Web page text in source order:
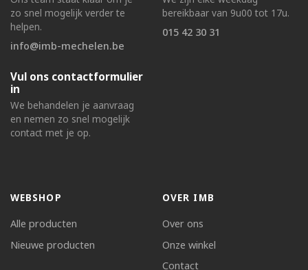
zo snel mogelijk verder te
helpen.
info@imb-mechelen.be
bereikbaar van 9u00 tot 17u.
015 42 30 31
Vul ons contactformulier
in
We behandelen je aanvraag
en nemen zo snel mogelijk
contact met je op.
WEBSHOP
Alle producten
Nieuwe producten
OVER IMB
Over ons
Onze winkel
Contact